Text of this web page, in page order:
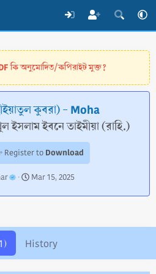
কি অনুমোদিত/কপিরাইট মুক্ত?
কুবরা) - Moha
ইসলাম ইবনে তাইমীয়া (রাহি.)
Register to Download
C
e
o
n
d
Mar 15, 2025
History